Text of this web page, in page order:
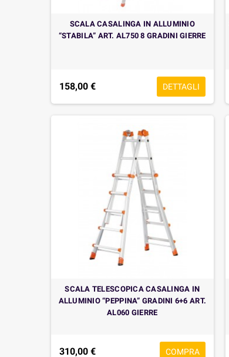
SCALA CASALINGA IN ALLUMINIO
“STABILA” ART. AL750 8 GRADINI GIERRE
158,00 € DETTAGLI
SCALA TELESCOPICA CASALINGA IN
ALLUMINIO “PEPPINA” GRADINI 6+6 ART.
AL060 GIERRE
310,00 € COMPRA